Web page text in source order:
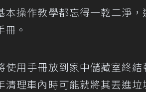
操作教學都忘得一乾二淨，
冊。
用手冊放到家中儲藏室終結
理車內時可能就將其丟進垃